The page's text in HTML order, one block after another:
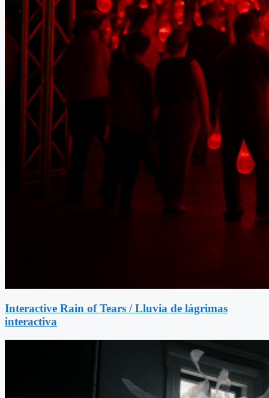
Interactive Rain of Tears / Lluvia de lágrimas
interactiva